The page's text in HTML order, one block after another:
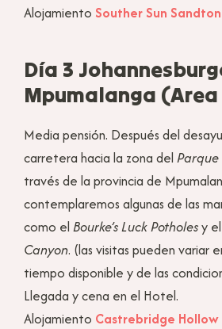
Alojamiento Souther Sun Sandton
Día 3
Mpumalanga
Media pensión. Después del
carretera hacia la zona del
través de la provincia de
contemplaremos algunas de las
como el Bourke’s Luck Potholesy el
Canyon. (las visitas pueden variar
tiempo disponible y de las
Llegada y cena en el Hotel.
Alojamiento Castrebridge